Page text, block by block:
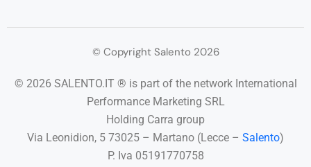
© Copyright Salento 2026
© 2026 SALENTO.IT ® is part of the network International
Performance Marketing SRL
Holding Carra group
Via Leonidion, 5 73025 – Martano (Lecce – Salento)
P. Iva 05191770758